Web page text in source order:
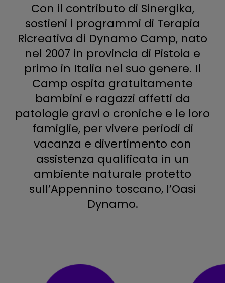
Con il contributo di Sinergika,
sostieni i programmi di Terapia
Ricreativa di Dynamo Camp, nato
nel 2007 in provincia di Pistoia e
primo in Italia nel suo genere. Il
Camp ospita gratuitamente
bambini e ragazzi affetti da
patologie gravi o croniche e le loro
famiglie, per vivere periodi di
vacanza e divertimento con
assistenza qualificata in un
ambiente naturale protetto
sull’Appennino toscano, l’Oasi
Dynamo.